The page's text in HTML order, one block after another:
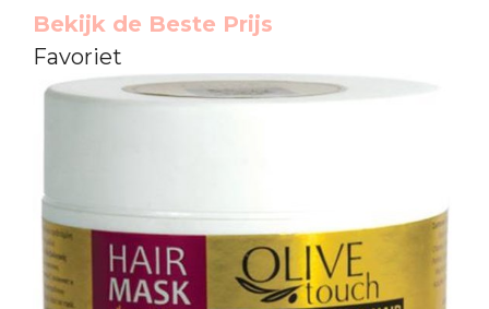
Bekijk de Beste Prijs
Favoriet